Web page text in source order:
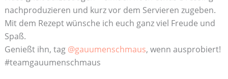
nachproduzieren und kurz vor dem Servieren zugeben.
Mit dem Rezept wünsche ich euch ganz viel Freude und
Spaß.
Genießt ihn, tag @gauumenschmaus, wenn ausprobiert!
#teamgauumenschmaus